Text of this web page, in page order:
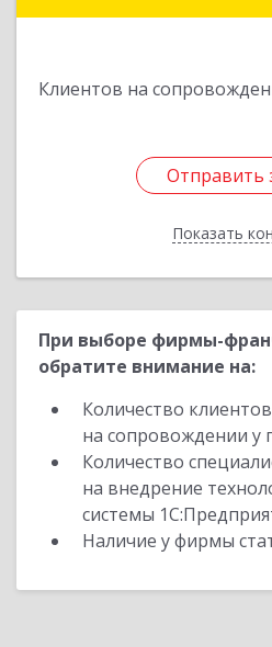
Клиентов на
Отправить
Показать
Отправить
Назад
При выборе фирмы-
обратите внимание на:
Количество
на сопровождении у
Количество
на внедрение
системы
Наличие у фирмы